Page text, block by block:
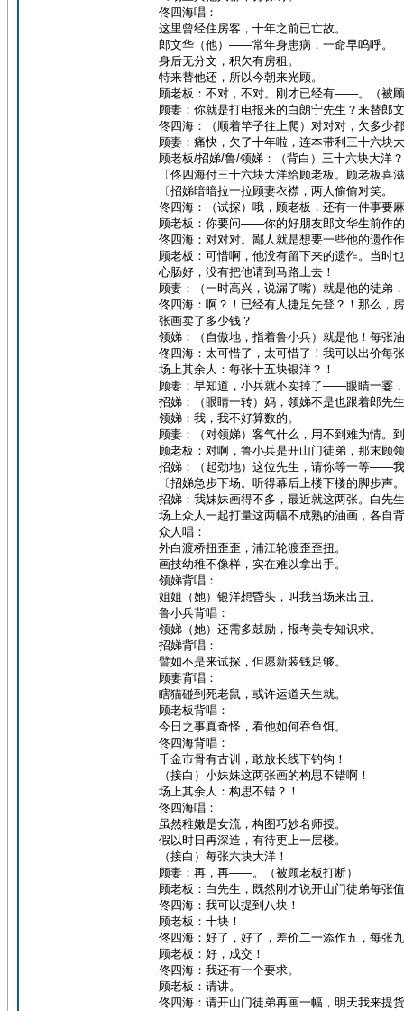
佟四海唱：
这里曾经住房客，十年之前已亡故。
郎文华（他）——常年身患病，一命早呜呼。
身后无分文，积欠有房租。
特来替他还，所以今朝来光顾。
顾老板：不对，不对。刚才已经有——。（被
顾妻：你就是打电报来的白朗宁先生？来替郎
佟四海：（顺着竿子往上爬）对对对，欠多少
顾妻：痛快，欠了十年啦，连本带利三十六块
顾老板/招娣/鲁/领娣：（背白）三十六块大洋
〔佟四海付三十六块大洋给顾老板。顾老板
〔招娣暗暗拉一拉顾妻衣襟，两人偷偷对笑。
佟四海：（试探）哦，顾老板，还有一件事
顾老板：你要问——你的好朋友郎文华生前作
佟四海：对对对。鄙人就是想要一些他的遗作
顾老板：可惜啊，他没有留下来的遗作。当时
心肠好，没有把他请到马路上去！
顾妻：（一时高兴，说漏了嘴）就是他的徒弟
佟四海：啊？！已经有人捷足先登？！那么
张画卖了多少钱？
领娣：（自傲地，指着鲁小兵）就是他！每张
佟四海：太可惜了，太可惜了！我可以出价每
场上其余人：每张十五块银洋？！
顾妻：早知道，小兵就不卖掉了——眼睛一霎
招娣：（眼睛一转）妈，领娣不是也跟着郎先
领娣：我，我不好算数的。
顾妻：（对领娣）客气什么，用不到难为情。
顾老板：对啊，鲁小兵是开山门徒弟，那末顾
招娣：（起劲地）这位先生，请你等一等——
〔招娣急步下场。听得幕后上楼下楼的脚步声
招娣：我妹妹画得不多，最近就这两张。白先
场上众人一起打量这两幅不成熟的油画，各自
众人唱：
外白渡桥扭歪歪，浦江轮渡歪歪扭。
画技幼稚不像样，实在难以拿出手。
领娣背唱：
姐姐（她）银洋想昏头，叫我当场来出丑。
鲁小兵背唱：
领娣（她）还需多鼓励，报考美专知识求。
招娣背唱：
譬如不是来试探，但愿新装钱足够。
顾妻背唱：
瞎猫碰到死老鼠，或许运道天生就。
顾老板背唱：
今日之事真奇怪，看他如何吞鱼饵。
佟四海背唱：
千金市骨有古训，敢放长线下钓钩！
（接白）小妹妹这两张画的构思不错啊！
场上其余人：构思不错？！
佟四海唱：
虽然稚嫩是女流，构图巧妙名师授。
假以时日再深造，有待更上一层楼。
（接白）每张六块大洋！
顾妻：再，再——。（被顾老板打断）
顾老板：白先生，既然刚才说开山门徒弟每张
佟四海：我可以提到八块！
顾老板：十块！
佟四海：好了，好了，差价二一添作五，每
顾老板：好，成交！
佟四海：我还有一个要求。
顾老板：请讲。
佟四海：请开山门徒弟再画一幅，明天我来提